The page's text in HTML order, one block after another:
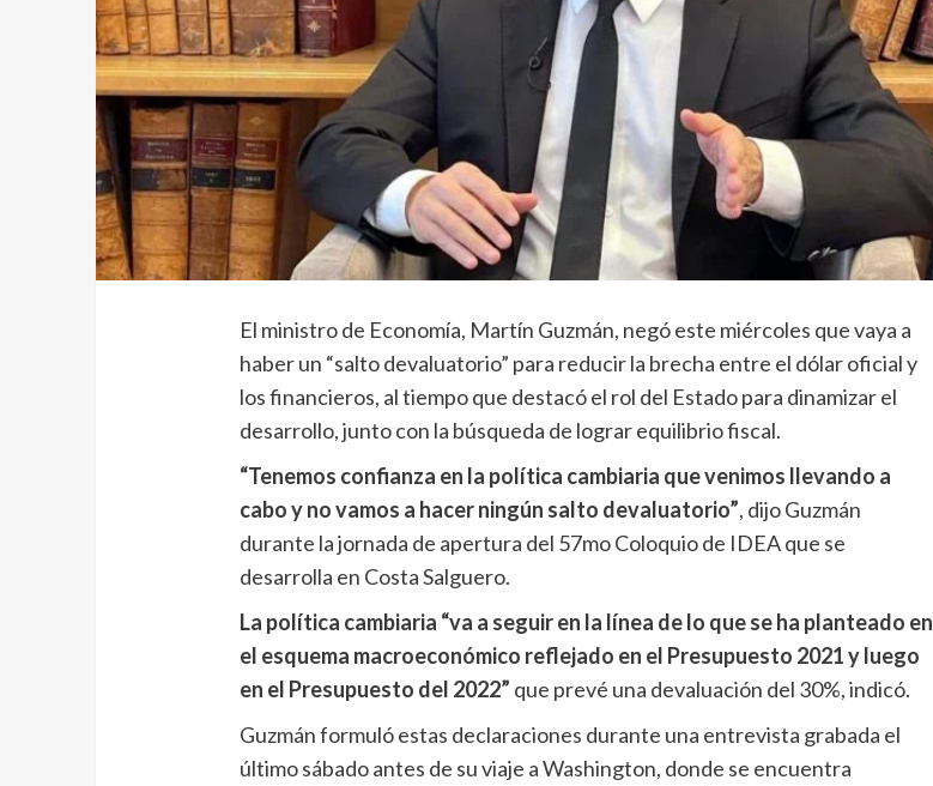
El ministro de Economía, Martín Guzmán, negó este miércoles que vaya a
haber un “salto devaluatorio” para reducir la brecha entre el dólar oficial y
los financieros, al tiempo que destacó el rol del Estado para dinamizar el
desarrollo, junto con la búsqueda de lograr equilibrio fiscal.
“Tenemos confianza en la política cambiaria que venimos llevando a
cabo y no vamos a hacer ningún salto devaluatorio”, dijo Guzmán
durante la jornada de apertura del 57mo Coloquio de IDEA que se
desarrolla en Costa Salguero.
La política cambiaria “va a seguir en la línea de lo que se ha planteado en
el esquema macroeconómico reflejado en el Presupuesto 2021 y luego
en el Presupuesto del 2022” que prevé una devaluación del 30%, indicó.
Guzmán formuló estas declaraciones durante una entrevista grabada el
último sábado antes de su viaje a Washington, donde se encuentra